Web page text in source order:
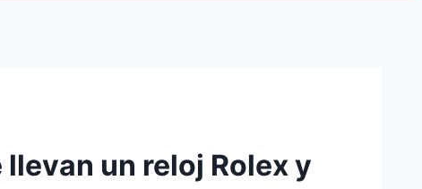
un reloj Rolex y